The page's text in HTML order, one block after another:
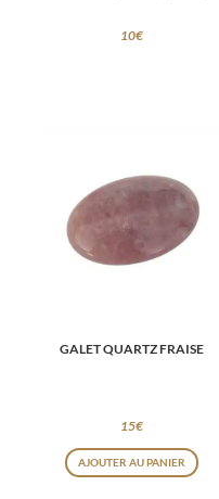
10€
GALET QUARTZ FRAISE
15€
AJOUTER AU PANIER